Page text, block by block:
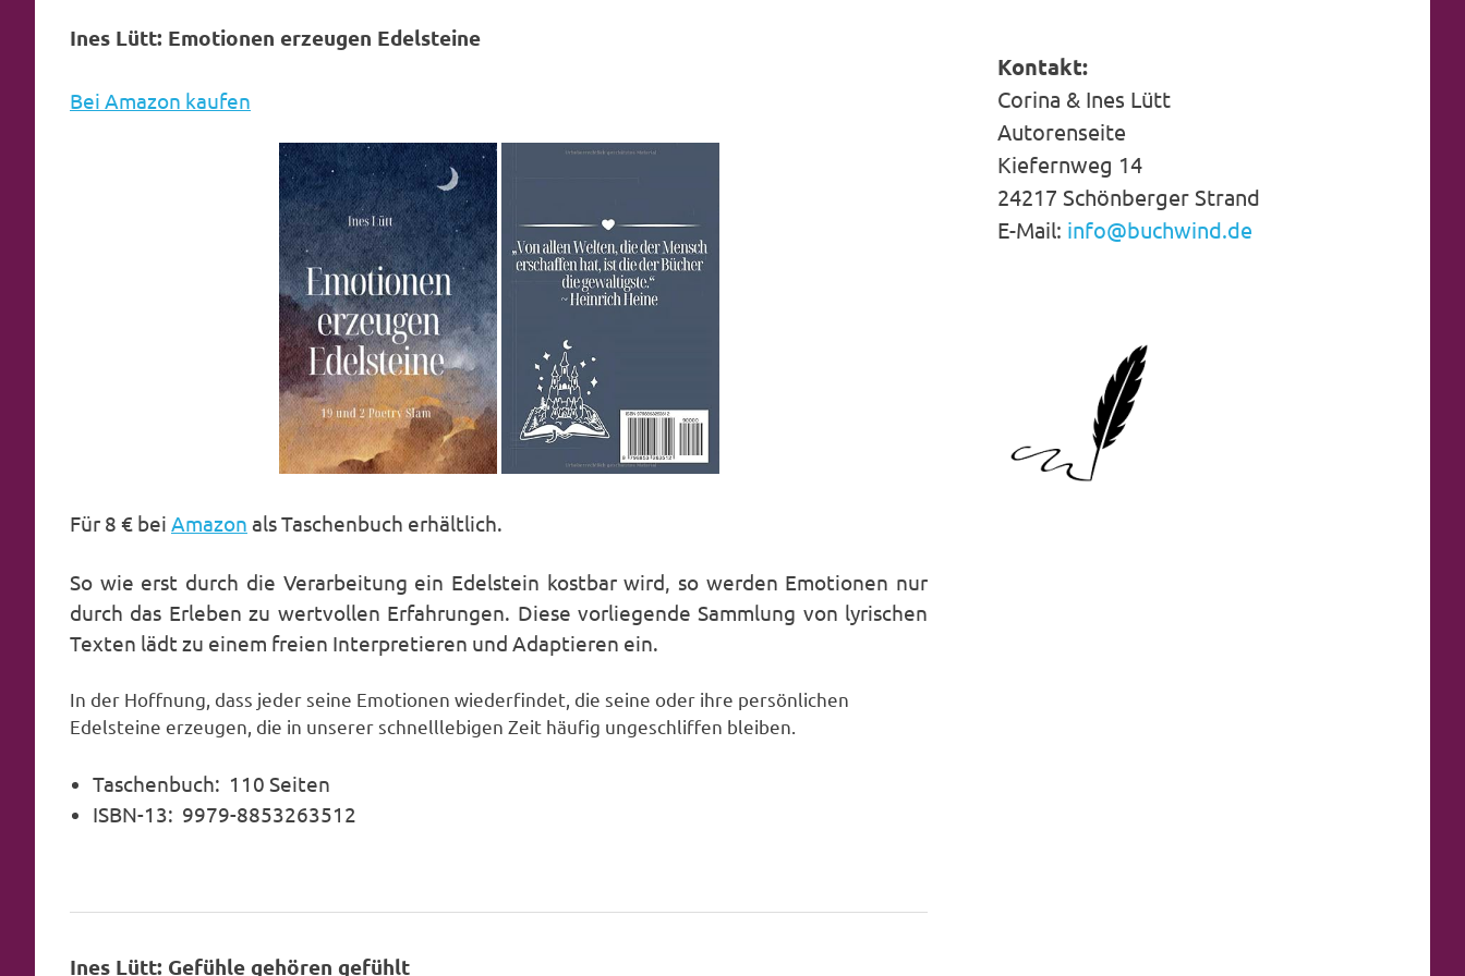
Ines Lütt: Emotionen erzeugen Edelsteine
Bei Amazon kaufen
Für 8 € bei Amazon als Taschenbuch erhältlich.
So wie erst durch die Verarbeitung ein Edelstein kostbar wird, so werden Emotionen nur
durch das Erleben zu wertvollen Erfahrungen. Diese vorliegende Sammlung von lyrischen
Texten lädt zu einem freien Interpretieren und Adaptieren ein.
In der Hoffnung, dass jeder seine Emotionen wiederfindet, die seine oder ihre persönlichen
Edelsteine erzeugen, die in unserer schnelllebigen Zeit häufig ungeschliffen bleiben.
Taschenbuch: ‎ 110 Seiten
ISBN-13: ‎ 9979-8853263512
Ines Lütt: Gefühle gehören gefühlt
Kontakt:
Corina & Ines Lütt
Autorenseite
Kiefernweg 14
24217 Schönberger Strand
E-Mail: info@buchwind.de